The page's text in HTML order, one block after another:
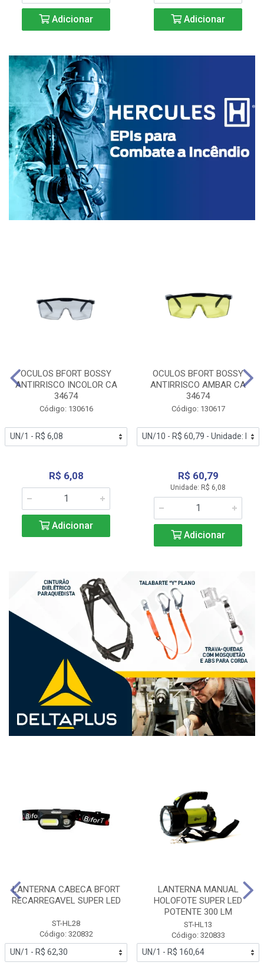
Adicionar Adicionar
OCULOS BFORT BOSSY
ANTIRRISCO INCOLOR CA
34674
Código: 130616
R$ 6,08
Adicionar
OCULOS BFORT BOSSY
ANTIRRISCO AMBAR CA
34674
Código: 130617
R$ 60,79
Unidade: R$ 6,08
Adicionar
LANTERNA CABECA BFORT
RECARREGAVEL SUPER LED
ST-HL28
Código: 320832
LANTERNA MANUAL
HOLOFOTE SUPER LED
POTENTE 300 LM
ST-HL13
Código: 320833